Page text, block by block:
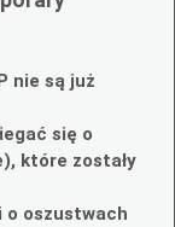
nie są już
się o
które zostały
o oszustwach